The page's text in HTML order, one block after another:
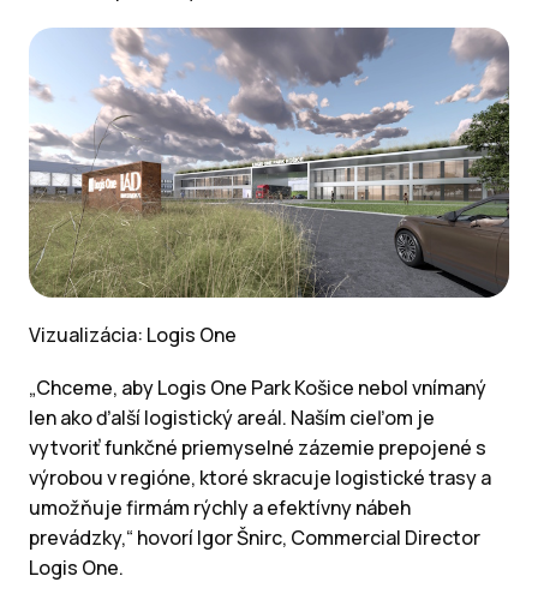
Vizualizácia: Logis One
„Chceme, aby Logis One Park Košice nebol vnímaný
len ako ďalší logistický areál. Naším cieľom je
vytvoriť funkčné priemyselné zázemie prepojené s
výrobou v regióne, ktoré skracuje logistické trasy a
umožňuje firmám rýchly a efektívny nábeh
prevádzky,“ hovorí Igor Šnirc, Commercial Director
Logis One.